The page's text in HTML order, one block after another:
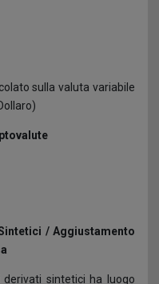
sulla valuta variabile
/ Aggiustamento
sintetici ha luogo